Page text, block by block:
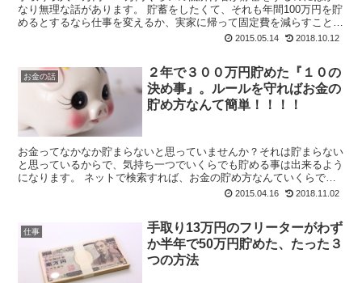
なり無理な話があります。 貯蓄をしたくて、それも年間100万円を貯
めるとするなら仕事を変えるか、実家に帰って固定費を減らすことぐ
2015.05.14 2018.10.12
お金の話
２年で３００万円貯めた『１０の
決め事』。ルールを守ればお金の
貯め方なんて簡単！！！！
お金ってなかなか貯まらないと思っていませんか？それは貯まらない
と思っているからで、気持ち一つでいくらでも貯める事は出来るよう
になります。 ネットで検索すれば、お金の貯め方なんていくらでも
ヒットするんですが、そんな小手先のテクニ...2015.04.16 2018.11.02
仕事
手取り13万円のフリーターがわず
か半年で50万円貯めた、たった３
つの方法